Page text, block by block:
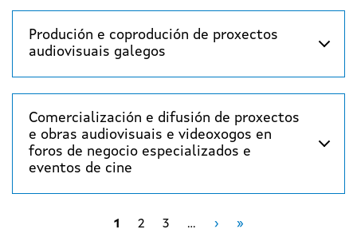
Produción e coprodución de proxectos
audiovisuais galegos
Comercialización e difusión de proxectos
e obras audiovisuais e videoxogos en
foros de negocio especializados e
eventos de cine
1 2 3 … ›Páxina Seguinte
»Last page